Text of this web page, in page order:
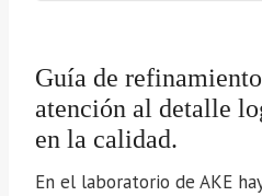
Guía de
atención al detalle
en la calidad.
En el laboratorio de AKE